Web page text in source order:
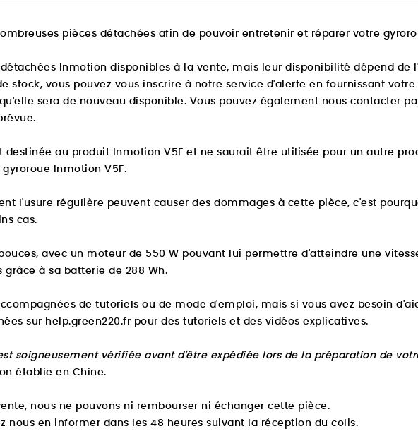
pièces détachées afin de pouvoir entretenir et réparer votre
Inmotion disponibles à la vente, mais leur disponibilité dépend de
stock, vous pouvez vous inscrire à notre service d'alerte en fournissant
sera de nouveau disponible. Vous pouvez également nous contacter
au produit Inmotion V5F et ne saurait être utilisée pour un autre
Inmotion V5F.
l'usure régulière peuvent causer des dommages à cette pièce, c'est
cas.
avec un moteur de 550 W pouvant lui permettre d'atteindre une
à sa batterie de 288 Wh.
de tutoriels ou de mode d'emploi, mais si vous avez besoin
sur help.green220.fr pour des tutoriels et des vidéos explicatives.
soigneusement vérifiée avant d'être expédiée lors de la préparation de
établie en Chine.
nous ne pouvons ni rembourser ni échanger cette pièce.
nous en informer dans les 48 heures suivant la réception du colis.